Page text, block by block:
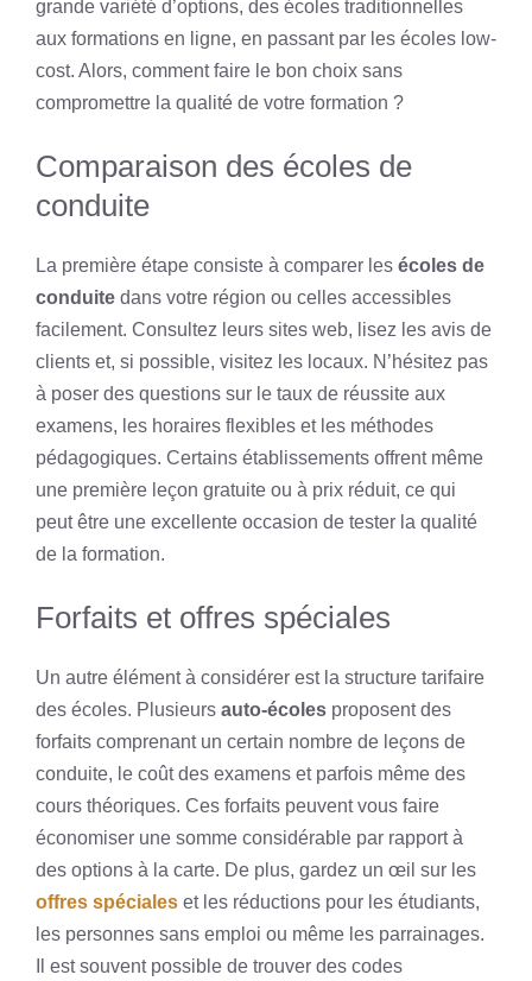
grande variété d’options, des écoles traditionnelles
aux formations en ligne, en passant par les écoles low-
cost. Alors, comment faire le bon choix sans
compromettre la qualité de votre formation ?
Comparaison des écoles de
conduite
La première étape consiste à comparer les écoles de
conduite dans votre région ou celles accessibles
facilement. Consultez leurs sites web, lisez les avis de
clients et, si possible, visitez les locaux. N’hésitez pas
à poser des questions sur le taux de réussite aux
examens, les horaires flexibles et les méthodes
pédagogiques. Certains établissements offrent même
une première leçon gratuite ou à prix réduit, ce qui
peut être une excellente occasion de tester la qualité
de la formation.
Forfaits et offres spéciales
Un autre élément à considérer est la structure tarifaire
des écoles. Plusieurs auto-écoles proposent des
forfaits comprenant un certain nombre de leçons de
conduite, le coût des examens et parfois même des
cours théoriques. Ces forfaits peuvent vous faire
économiser une somme considérable par rapport à
des options à la carte. De plus, gardez un œil sur les
offres spéciales et les réductions pour les étudiants,
les personnes sans emploi ou même les parrainages.
Il est souvent possible de trouver des codes